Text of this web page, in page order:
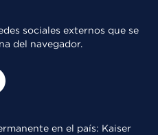
sociales externos que se
del navegador.
en el país: Kaiser